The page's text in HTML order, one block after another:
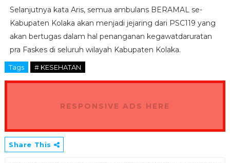
Selanjutnya kata Aris, semua ambulans BERAMAL se-
Kabupaten Kolaka akan menjadi jejaring dari PSC119 yang
akan bertugas dalam hal penanganan kegawatdaruratan
pra Faskes di seluruh wilayah Kabupaten Kolaka.
Tags # KESEHATAN
RESPONSIVE ADS HERE
Share This